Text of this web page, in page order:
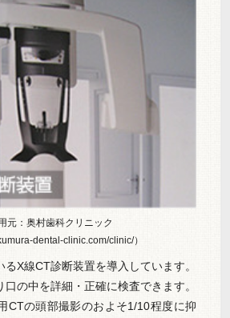
元：奥村歯科クリニック
dental-clinic.com/clinic/）
X線CT診断装置を導入しています。
口の中を詳細・正確に検査できます。
CTの頭部撮影のおよそ1/10程度に抑